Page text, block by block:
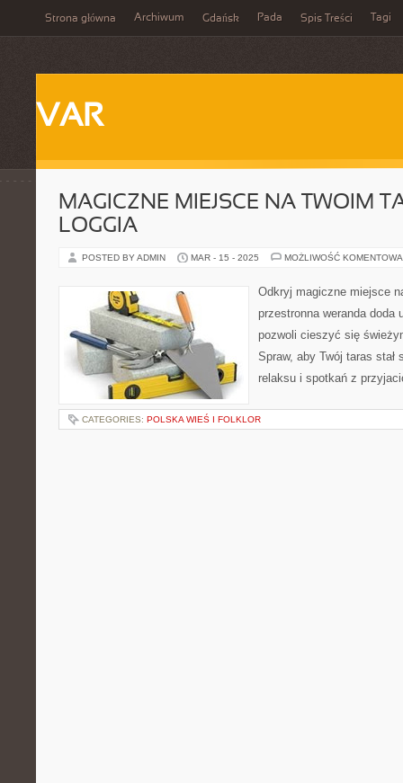
Strona główna Archiwum Gdańsk Pada Spis Treści Tagi
VAR
MAGICZNE MIEJSCE NA TWOIM
LOGGIA
POSTED BY ADMIN MAR - 15 - 2025 MOŻLIWOŚĆ
Odkryj magiczne miejsce
przestronna weranda doda
pozwoli cieszyć się
Spraw, aby Twój taras
relaksu i spotkań z
CATEGORIES: POLSKA WIEŚ I FOLKLOR